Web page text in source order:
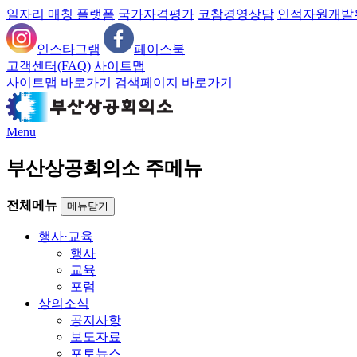
일자리 매칭 플랫폼 국가자격평가 코참경영상담 인적자원개발
인스타그램
페이스북
고객센터(FAQ) 사이트맵
사이트맵 바로가기
검색페이지 바로가기
Menu
부산상공회의소 주메뉴
전체메뉴 메뉴닫기
행사·교육
행사
교육
포럼
상의소식
공지사항
보도자료
포토뉴스